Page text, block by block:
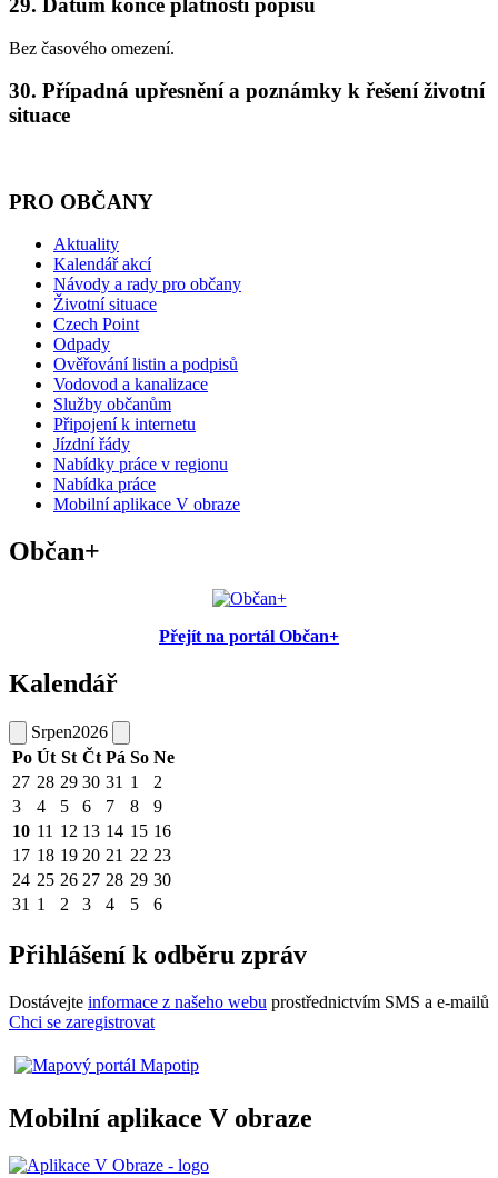
29. Datum konce platnosti popisu
Bez časového omezení.
30. Případná upřesnění a poznámky k řešení životní
situace
PRO OBČANY
Aktuality
Kalendář akcí
Návody a rady pro občany
Životní situace
Czech Point
Odpady
Ověřování listin a podpisů
Vodovod a kanalizace
Služby občanům
Připojení k internetu
Jízdní řády
Nabídky práce v regionu
Nabídka práce
Mobilní aplikace V obraze
Občan+
Přejít na portál Občan+
Kalendář
Srpen2026
Po Út St Čt Pá So Ne
27 28 29 30 31 1
2
3
4 5 6 7 8
9
10 11 12 13 14 15 16
17 18 19 20 21 22 23
24 25 26 27 28 29 30
31 1 2 3 4 5 6
Přihlášení k odběru zpráv
Dostávejte informace z našeho webu prostřednictvím SMS a e-mailů
Chci se zaregistrovat
Mobilní aplikace V obraze